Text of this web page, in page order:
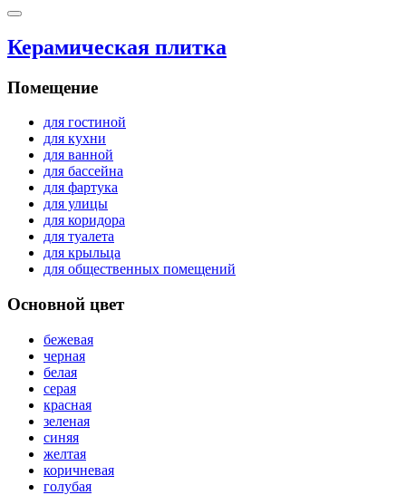
Керамическая плитка
Помещение
для гостиной
для кухни
для ванной
для бассейна
для фартука
для улицы
для коридора
для туалета
для крыльца
для общественных помещений
Основной цвет
бежевая
черная
белая
серая
красная
зеленая
синяя
желтая
коричневая
голубая